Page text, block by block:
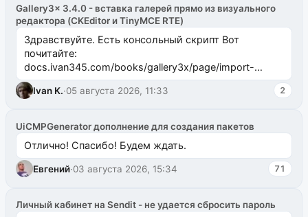
Gallery3x 3.4.0 - вставка галерей прямо из визуального
редактора (CKEditor и TinyMCE RTE)
Здравствуйте. Есть консольный скрипт Вот
почитайте:
docs.ivan345.com/books/gallery3x/page/import-
ms2galleryphp
Ivan K.·05 августа 2026, 11:33 2
UiCMPGenerator дополнение для создания пакетов
Отлично! Спасибо! Будем ждать.
Евгений·03 августа 2026, 15:34 71
Личный кабинет на Sendit - не удается сбросить пароль